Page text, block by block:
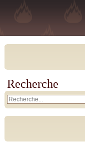
Recherche